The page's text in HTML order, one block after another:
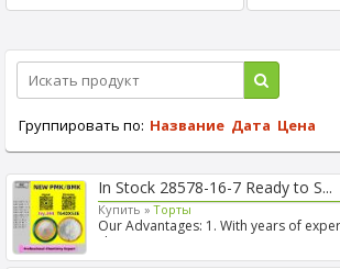
Группировать по: Название Дата Цена
In Stock 28578-16-7 Ready to S...
Купить » Tорты
Our Advantages: 1. With years of
shippi...